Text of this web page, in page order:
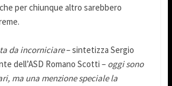
per chiunque altro sarebbero
da incorniciare– sintetizza Sergio
dell’ASD Romano Scotti – oggi sono
ma una menzione speciale la